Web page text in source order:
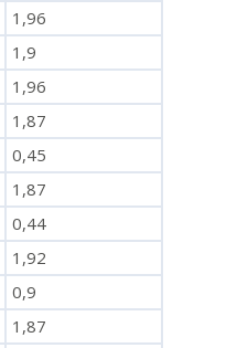
1,96
1,9
1,96
1,87
0,45
1,87
0,44
1,92
0,9
1,87